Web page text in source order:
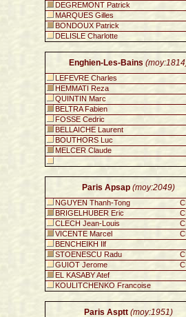
DEGREMONT Patrick
MARQUES Gilles
BONDOUX Patrick
DELISLE Charlotte
Enghien-Les-Bains
LEFEVRE Charles
HEMMATI Reza
QUINTIN Marc
BELTRA Fabien
FOSSE Cedric
BELLAICHE Laurent
BOUTHORS Luc
MELCER Claude
Paris Apsap (moy:2049)
NGUYEN Thanh-Tong
BRIGELHUBER Eric
CLECH Jean-Louis
VICENTE Marcel
BENCHEIKH Ilf
STOENESCU Radu
GUIOT Jerome
EL KASABY Atef
KOULITCHENKO Francoise
Paris Asptt (moy:1951)